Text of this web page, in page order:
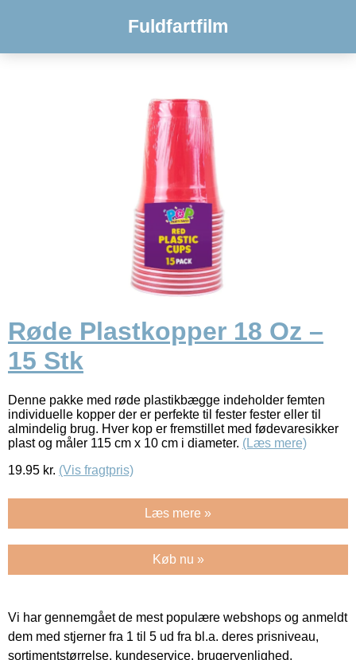
Fuldfartfilm
Røde Plastkopper 18 Oz –
15 Stk
Denne pakke med røde plastikbægge indeholder femten
individuelle kopper der er perfekte til fester fester eller til
almindelig brug. Hver kop er fremstillet med fødevaresikker
plast og måler 115 cm x 10 cm i diameter. (Læs mere)
19.95 kr. (Vis fragtpris)
Læs mere »
Køb nu »
Vi har gennemgået de mest populære webshops og anmeldt
dem med stjerner fra 1 til 5 ud fra bl.a. deres prisniveau,
sortimentstørrelse, kundeservice, brugervenlighed,